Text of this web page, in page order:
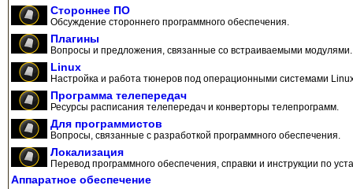
Стороннее ПО
Обсуждение стороннего программного обеспечения.
Плагины
Вопросы и предложения, связанные со встраиваемыми модулями.
Linux
Настройка и работа тюнеров под операционными системами
Программа телепередач
Ресурсы расписания телепередач и конверторы телепрограмм.
Для программистов
Вопросы, связанные с разработкой программного обеспечения.
Локализация
Перевод программного обеспечения, справки и инструкции по
Аппаратное обеспечение